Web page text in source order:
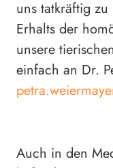
uns tatkräftig
Erhalts der
unsere
einfach an Dr.
Auch in den